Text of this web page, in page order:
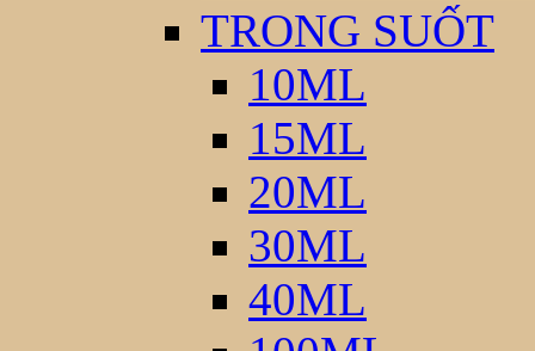
TRONG SUỐT
10ML
15ML
20ML
30ML
40ML